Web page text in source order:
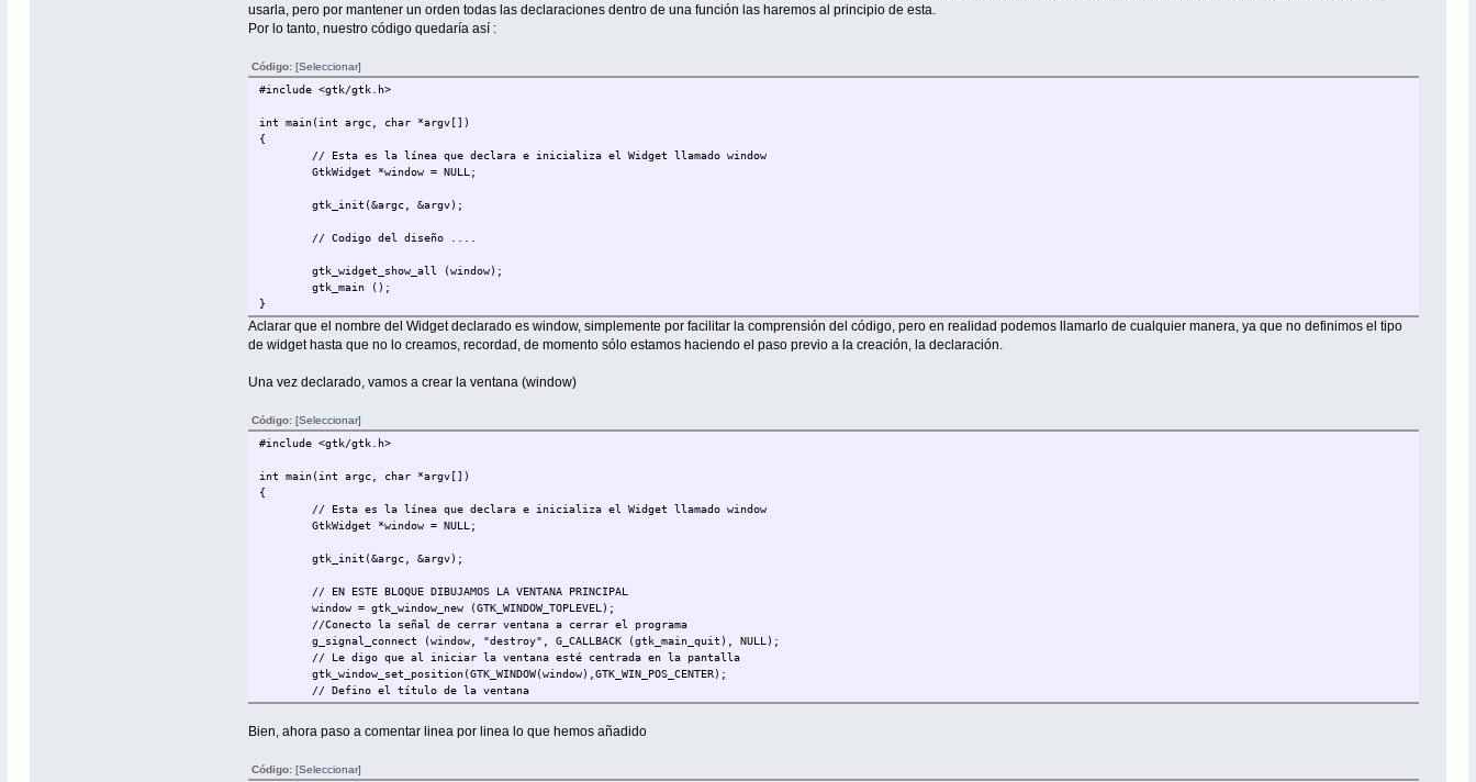
usarla, pero por mantener un orden todas las declaraciones dentro de una función las haremos al principio de esta.
Por lo tanto, nuestro código quedaría así :
Código:[Seleccionar]
#include <gtk/gtk.h>
int main(int argc, char *argv[])
{
// Esta es la línea que declara e inicializa el Widget llamado window
GtkWidget *window = NULL;
gtk_init(&argc, &argv);
// Codigo del diseño ....
gtk_widget_show_all (window);
gtk_main ();
}
Aclarar que el nombre del Widget declarado es window, simplemente por facilitar la comprensión del código, pero en realidad podemos llamarlo de cualquier manera, ya que no definimos el tipo
de widget hasta que no lo creamos, recordad, de momento sólo estamos haciendo el paso previo a la creación, la declaración.
Una vez declarado, vamos a crear la ventana (window)
Código:[Seleccionar]
#include <gtk/gtk.h>
int main(int argc, char *argv[])
{
// Esta es la línea que declara e inicializa el Widget llamado window
GtkWidget *window = NULL;
gtk_init(&argc, &argv);
// EN ESTE BLOQUE DIBUJAMOS LA VENTANA PRINCIPAL
window = gtk_window_new (GTK_WINDOW_TOPLEVEL);
//Conecto la señal de cerrar ventana a cerrar el programa
g_signal_connect (window, "destroy", G_CALLBACK (gtk_main_quit), NULL);
// Le digo que al iniciar la ventana esté centrada en la pantalla
gtk_window_set_position(GTK_WINDOW(window),GTK_WIN_POS_CENTER);
// Defino el título de la ventana
gtk_window_set_title (GTK_WINDOW (window), "DICCIOCALC");
gtk_container_set_border_width (GTK_CONTAINER (window), 6);
gtk_widget_set_size_request(window, 350, 350);
Bien, ahora paso a comentar linea por linea lo que hemos añadido
Código:[Seleccionar]